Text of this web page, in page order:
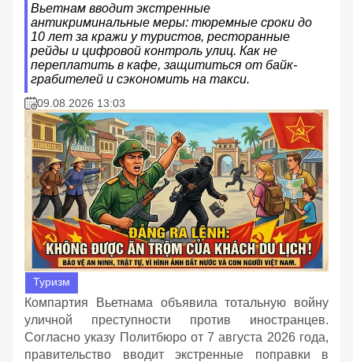
Вьетнам вводит экстренные
антикриминальные меры: тюремные сроки до
10 лет за кражи у туристов, ресторанные
рейды и цифровой контроль улиц. Как не
переплатить в кафе, защититься от байк-
грабителей и сэкономить на такси.
09.08.2026 13:03
Туризм
Компартия Вьетнама объявила тотальную войну
уличной преступности против иностранцев.
Согласно указу Политбюро от 7 августа 2026 года,
правительство вводит экстренные поправки в